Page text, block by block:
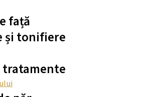
față
și tonifiere
tratamente